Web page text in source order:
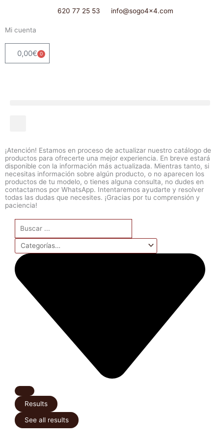
contenido
620 77 25 53 info@sogo4x4.com
Mi cuenta
0,00€ 0
Carrito
¡Atención! Estamos en proceso de actualizar nuestro catálogo de
productos para ofrecerte una mejor experiencia. En breve estará
disponible con la información más actualizada. Mientras tanto, si
necesitas información sobre algún producto, o no aparecen los
productos de tu modelo, o tienes alguna consulta, no dudes en
contactarnos por WhatsApp. Intentaremos ayudarte y resolver
todas las dudas que necesites. ¡Gracias por tu comprensión y
paciencia!
Search
...
Results
See all results